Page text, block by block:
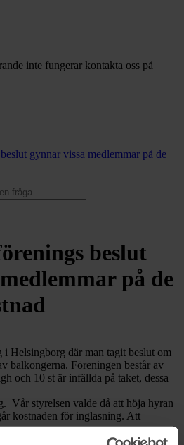
inte fungerar kontakta oss på
gynnar vissa medlemmar på de
beslut
på de
i Helsingborg där man tagit beslut om
balkongerna. Föreningen består av
och 10 st är infällda på taket, dessa
Vår styrelsen valde då att höja hyran
kostnaden för inglasning. Att
alla är jag klar över men ett tillägg